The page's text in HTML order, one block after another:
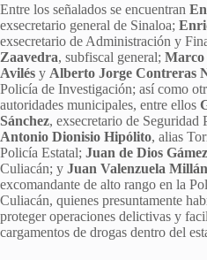
Entre los señalados se encuentran
exsecretario general de Sinaloa;
exsecretario de Administración y
Zaavedra, subfiscal general; Marco
Avilés y Alberto Jorge Contreras
Policía de Investigación; así como
autoridades municipales, entre ellos
Sánchez, exsecretario de Seguridad
Antonio Dionisio Hipólito, alias
Policía Estatal; Juan de Dios
Culiacán; y Juan Valenzuela Millán
excomandante de alto rango en la
Culiacán, quienes presuntamente
proteger operaciones delictivas y
cargamentos de drogas dentro del